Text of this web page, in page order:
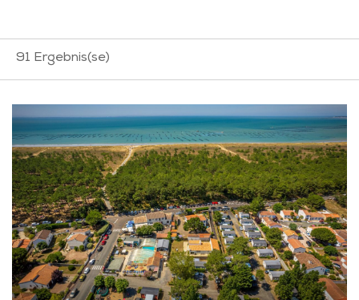
91 Ergebnis(se)